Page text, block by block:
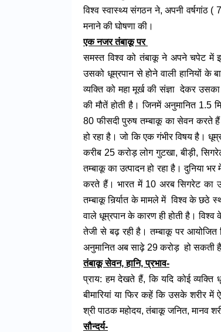
विश्व स्वास्थ्य संगठन ने, अपनी वर्षगांठ
मनाने की घोषणा की।
एक नजर तंबाकू पर
समस्त विश्व को तंबाकू ने अपने चपेट में
उसको धूम्रपान से होने वाली हानियों के
व्यक्ति को महा मूर्ख की संज्ञा देकर
की मौतें होती है। जिनमें अनुमानित 1.5
80 फीसदी पुरुष तम्बाकू का सेवन करते
हो रहा है। जो कि एक गंभीर विषय है।
करीब 25 करोड़ लोग गुटखा, बीड़ी,
तम्बाकू का उत्पादन हो रहा है। दुनिया
करते हैं। भारत में 10 अरब सिगरेट का
तम्बाकू निर्र्यात के मामले में विश्व के छठे
वाले धूम्रपान के कारण ही होती है।
तेजी से बढ़ रही है। तम्बाकू पर
अनुमानित अब साढ़े 29 करोड़ हो सकती
तंबाकू सेवन, हानि, प्रभाव-
प्राय: हम देखते हैं, कि यदि कोई
बीमारियां या फिर कहें कि उसके
श्री पाठक महोदय, तंबाकू जनित, मानव
सौन्दर्य-